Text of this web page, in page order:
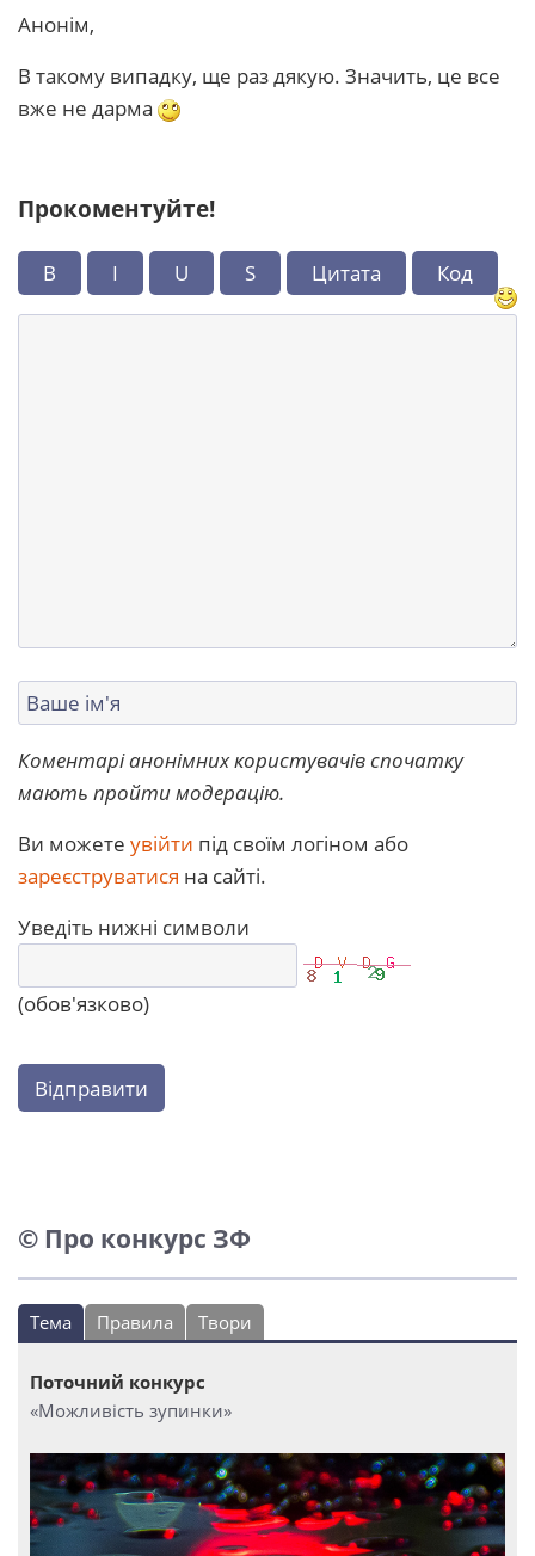
Анонім,
В такому випадку, ще раз дякую. Значить, це все
вже не дарма
Прокоментуйте!
B I U S Цитата Код
Коментарі анонімних користувачів спочатку
мають пройти модерацію.
Ви можете увійти під своїм логіном або
зареєструватися на сайті.
Уведіть нижні символи
(обов'язково)
Відправити
© Про конкурс ЗФ
Тема Правила Твори
Поточний конкурс
«Можливість зупинки»